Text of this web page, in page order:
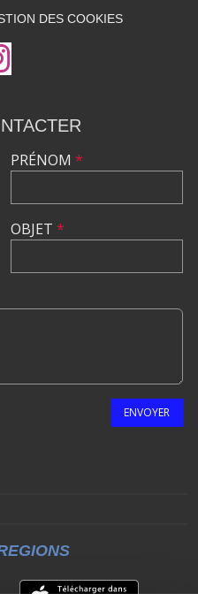
DES COOKIES
PRÉNOM *
OBJET *
ENVOYER